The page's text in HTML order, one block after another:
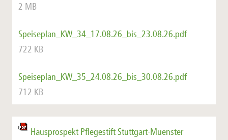
2 MB
Speiseplan_KW_34_17.08.26_bis_23.08.26.pdf
722 KB
Speiseplan_KW_35_24.08.26_bis_30.08.26.pdf
712 KB
Hausprospekt Pflegestift Stuttgart-Muenster